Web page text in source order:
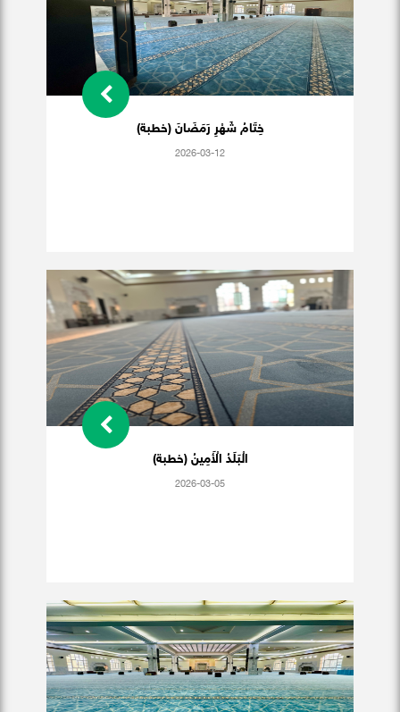
خِتَامُ شَهْرِ رَمَضَانَ (خطبة)
2026-03-12
الْبَلَدُ الْأَمِينُ (خطبة)
2026-03-05